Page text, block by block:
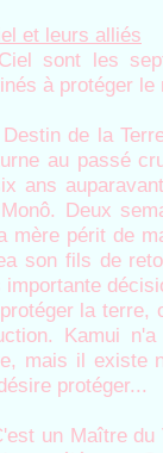
et leurs alliés
sont les
à protéger le
de la
au passé
ans
Deux
mère périt de
son fils de
la terre,
Kamui
mais il existe
protéger...
un Maître du